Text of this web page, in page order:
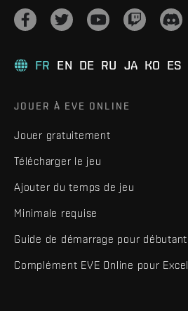
FR EN DE RU JA KO ES
JOUER À EVE ONLINE
Jouer gratuitement
Télécharger le jeu
Ajouter du temps de jeu
Minimale requise
Guide de démarrage pour débutant
Complément EVE Online pour Excel